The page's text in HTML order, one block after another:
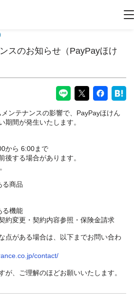
スのお知らせ（PayPayほけ
ンテナンスの影響で、PayPayほけん
期間が発生いたします。
から 6:00まで
する場合があります。
る商品
る機能
約変更・契約内容参照・保険金請求
点がある場合は、以下までお問い合わ
contact/
が、ご理解のほどお願いいたします。